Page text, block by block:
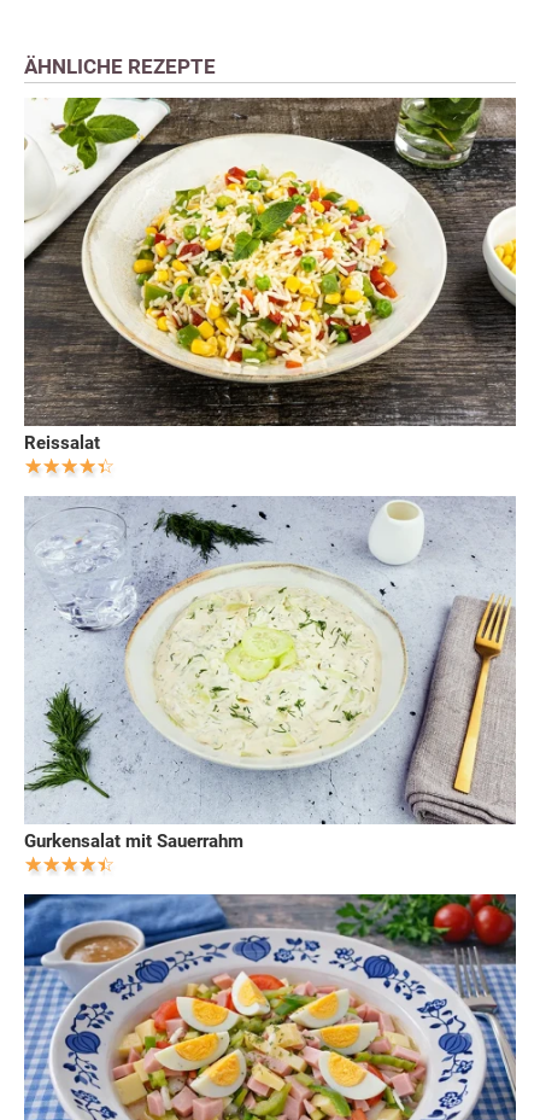
ÄHNLICHE REZEPTE
Reissalat
Gurkensalat mit Sauerrahm